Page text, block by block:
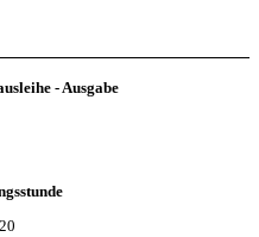
- Ausgabe